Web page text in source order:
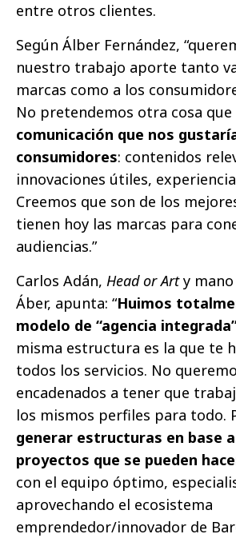
entre otros clientes.
Según Álber Fernández,
nuestro trabajo aporte tanto
marcas como a los
No pretendemos otra cosa que
comunicación que nos
consumidores: contenidos
innovaciones útiles,
Creemos que son de los
tienen hoy las marcas para
audiencias.”
Carlos Adán, Head or Arty
Áber, apunta: “Huimos
modelo de “agencia
misma estructura es la que te
todos los servicios. No
encadenados a tener que
los mismos perfiles para todo.
generar estructuras en base
proyectos que se pueden
con el equipo óptimo,
aprovechando el ecosistema
emprendedor/innovador de